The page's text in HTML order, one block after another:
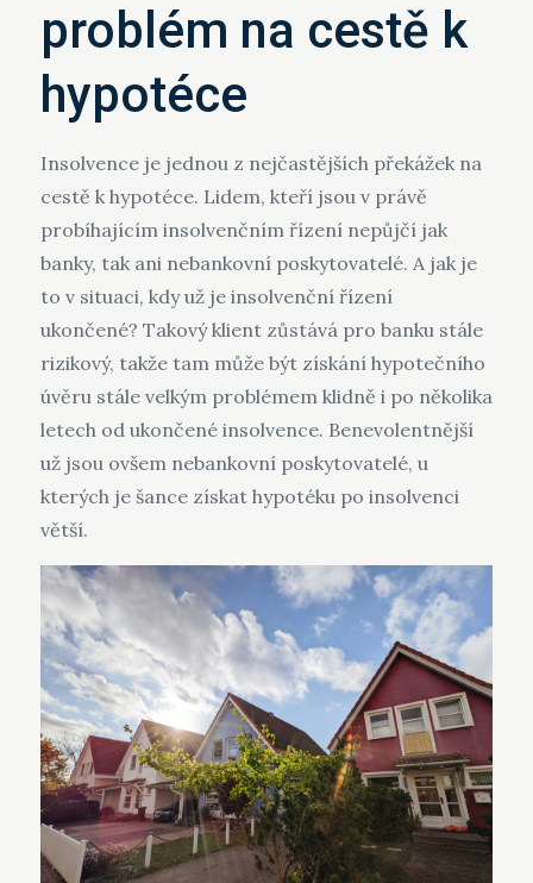
problém na cestě k
hypotéce
Insolvence je jednou z nejčastějších překážek na
cestě k hypotéce. Lidem, kteří jsou v právě
probíhajícím insolvenčním řízení nepůjčí jak
banky, tak ani nebankovní poskytovatelé. A jak je
to v situaci, kdy už je insolvenční řízení
ukončené? Takový klient zůstává pro banku stále
rizikový, takže tam může být získání hypotečního
úvěru stále velkým problémem klidně i po několika
letech od ukončené insolvence. Benevolentnější
už jsou ovšem nebankovní poskytovatelé, u
kterých je šance získat hypotéku po insolvenci
větší.